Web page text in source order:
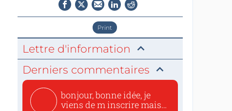
Print
Lettre d'information
Derniers commentaires
bonjour, bonne idée, je
viens de m inscrire mais